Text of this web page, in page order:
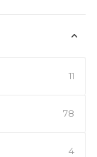
11
78
4